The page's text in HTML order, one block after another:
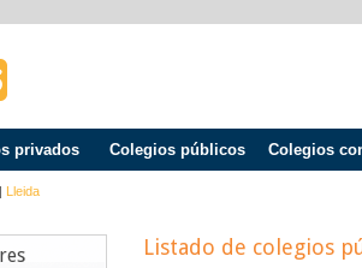
privados Colegios públicos Colegios
| Lleida
Listado de colegios